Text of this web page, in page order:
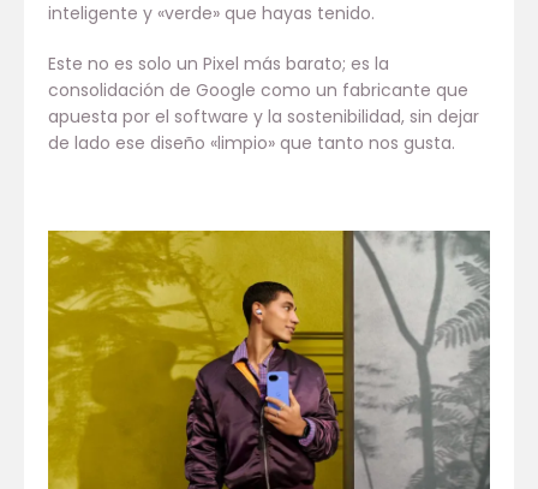
inteligente y «verde» que hayas tenido.
Este no es solo un Pixel más barato; es la
consolidación de Google como un fabricante que
apuesta por el software y la sostenibilidad, sin dejar
de lado ese diseño «limpio» que tanto nos gusta.